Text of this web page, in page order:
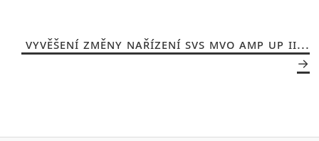
VYVĚŠENÍ ZMĚNY NAŘÍZENÍ SVS MVO AMP UP II...